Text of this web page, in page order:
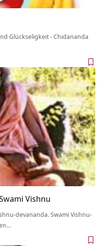
Glückseligkeit - Chidananda
Vishnu
devananda. Swami Vishnu-